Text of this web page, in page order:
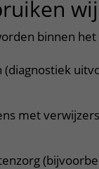
binnen
met